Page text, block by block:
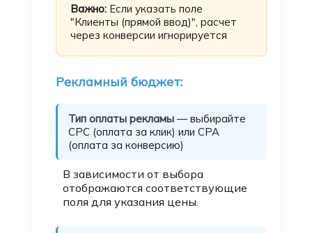
Важно:Если указать поле
"Клиенты (прямой ввод)", расчет
через конверсии игнорируется
Рекламный бюджет:
Тип оплаты рекламы— выбирайте
CPC (оплата за клик) или CPA
(оплата за конверсию)
В зависимости от выбора
отображаются соответствующие
поля для указания цены.